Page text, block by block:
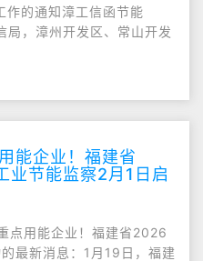
的通知漳工信函节能
局，漳州开发区、常山开发
能企业！福建省
业节能监察2月1日启
点用能企业！福建省2026
最新消息：1月19日，福建